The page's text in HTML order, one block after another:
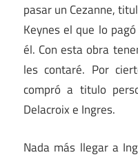
pasar un Cezanne,
Keynes el que lo
él. Con esta obra
les contaré. Por
compró a titulo
Delacroix e Ingres.
Nada más llegar a